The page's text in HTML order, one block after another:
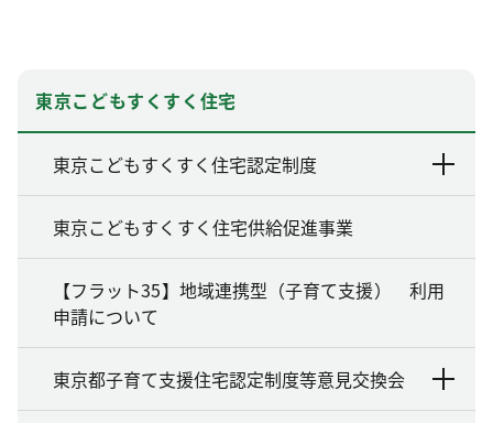
東京こどもすくすく住宅
東京こどもすくすく住宅認定制度
東京こどもすくすく住宅供給促進事業
【フラット35】地域連携型（子育て支援） 利用
申請について
東京都子育て支援住宅認定制度等意見交換会